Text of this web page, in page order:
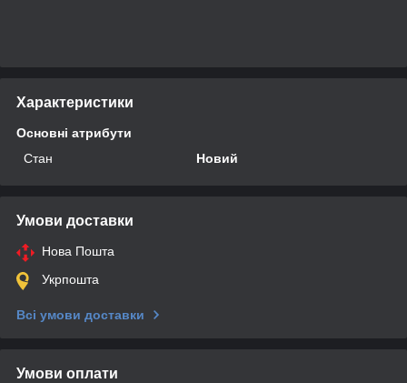
Характеристики
Основні атрибути
Стан
Новий
Умови доставки
Нова Пошта
Укрпошта
Всі умови доставки
Умови оплати